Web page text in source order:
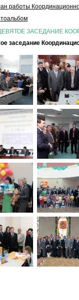
работы
ЗАСЕДАНИЕ
заседание